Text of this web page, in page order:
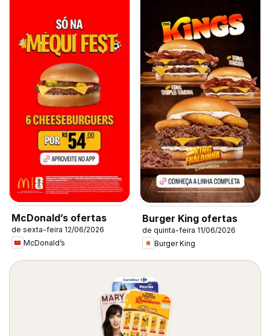
McDonald’s ofertas
de sexta-feira 12/06/2026
McDonald’s
Burger King ofertas
de quinta-feira 11/06/2026
Burger King